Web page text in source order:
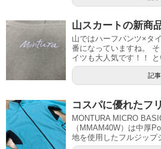
山スカートの新商
山ではハーフパンツ×タ
番になっていますね。
イツも大人気です！！ と
記
コスパに優れたフ
MONTURA MICRO
（MMAM40W）は中厚
地を使用したフルジップ